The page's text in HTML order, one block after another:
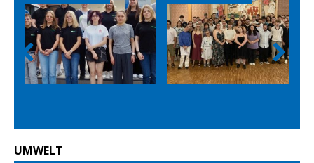
Prev
ious
Nex
t
UMWELT